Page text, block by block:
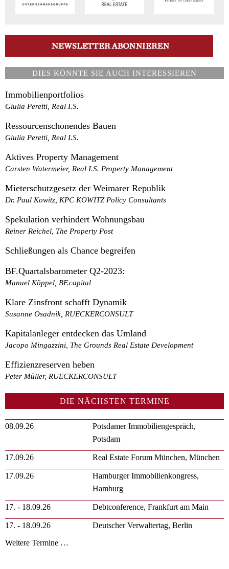
DIES KÖNNTE SIE AUCH INTERESSIEREN
Immobilienportfolios
Giulia Peretti, Real I.S.
Ressourcenschonendes Bauen
Giulia Peretti, Real I.S.
Aktives Property Management
Carsten Watermeier, Real I.S. Property Management
Mieterschutzgesetz der Weimarer Republik
Dr. Paul Kowitz, KPC KOWITZ Policy Consultants
Spekulation verhindert Wohnungsbau
Reiner Reichel, The Property Post
Schließungen als Chance begreifen
BF.Quartalsbarometer Q2-2023:
Manuel Köppel, BF.capital
Klare Zinsfront schafft Dynamik
Susanne Osadnik, RUECKERCONSULT
Kapitalanleger entdecken das Umland
Jacopo Mingazzini, The Grounds Real Estate Development
Effizienzreserven heben
Peter Müller, RUECKERCONSULT
DIE NÄCHSTEN TERMINE
08.09.26
Potsdamer Immobiliengespräch,
Potsdam
17.09.26 Real Estate Forum München, München
17.09.26
Hamburger Immobilienkongress,
Hamburg
17. - 18.09.26 Debtconference, Frankfurt am Main
17. - 18.09.26
Deutscher Verwaltertag, Berlin
Weitere Termine …